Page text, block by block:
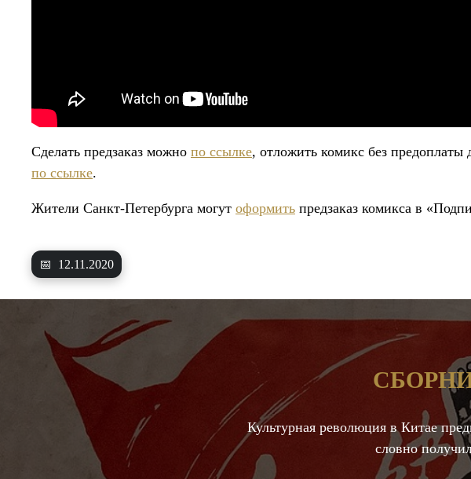
Сделать предзаказ можно по ссылке, отложить комикс без предоплаты
по ссылке.
Жители Санкт-Петербурга могут оформить предзаказ комикса в
📅 12.11.2020
Культурная революция в Китае
словно